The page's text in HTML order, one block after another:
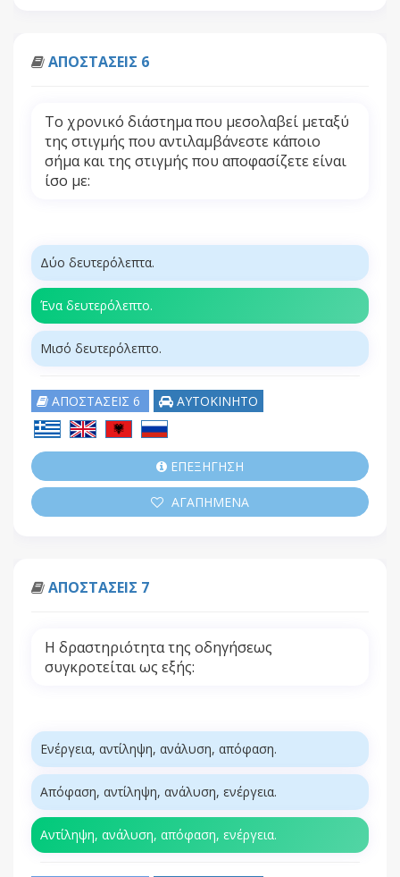
ΑΠΟΣΤΑΣΕΙΣ 6
Το χρονικό διάστημα που μεσολαβεί μεταξύ
της στιγμής που αντιλαμβάνεστε κάποιο
σήμα και της στιγμής που αποφασίζετε είναι
ίσο με:
Δύο δευτερόλεπτα.
Ένα δευτερόλεπτο.
Μισό δευτερόλεπτο.
ΑΠΟΣΤΑΣΕΙΣ 6 ΑΥΤΟΚΙΝΗΤΟ
ΕΠΕΞΗΓΗΣΗ
ΑΓΑΠΗΜΕΝΑ
ΑΠΟΣΤΑΣΕΙΣ 7
Η δραστηριότητα της οδηγήσεως
συγκροτείται ως εξής:
Ενέργεια, αντίληψη, ανάλυση, απόφαση.
Απόφαση, αντίληψη, ανάλυση, ενέργεια.
Αντίληψη, ανάλυση, απόφαση, ενέργεια.